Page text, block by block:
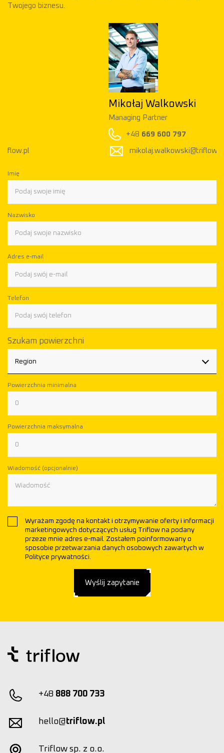
Twojego biznesu.
Mikołaj Walkowski
669 600 797
mikolaj.walkowski@triflow.pl
Imię
Nazwisko
Adres e-mail
Telefon
Szukam powierzchni
Region
Powierzchnia minimalna
Powierzchnia maksymalna
Wiadomość (opcjonalnie)
Wyrażam zgodę na kontakt i otrzymywanie oferty i informacji
marketingowych dotyczących usług Triflow na podany
przeze mnie adres e-mail. Zostałem poinformowany o
sposobie przetwarzania danych osobowych zawartych w
Polityce prywatności.
Wyślij zapytanie
+48 888 700 733
hello@triflow.pl
Triflow sp. z o.o.